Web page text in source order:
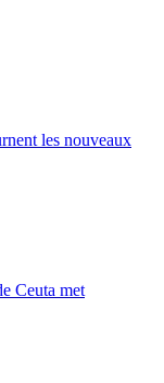
les nouveaux
Ceuta met